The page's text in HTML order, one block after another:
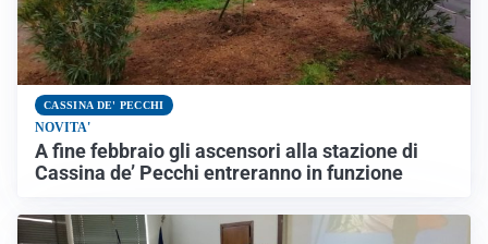
CASSINA DE' PECCHI
NOVITA'
A fine febbraio gli ascensori alla stazione di
Cassina de’ Pecchi entreranno in funzione